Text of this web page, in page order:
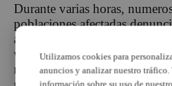
Durante varias horas,
poblaciones afectadas
agua o una bajada
viviendas, una situación que
numerosas consultas en redes
Utilizamos cookies para
anuncios y analizar nuestro
información sobre su uso de